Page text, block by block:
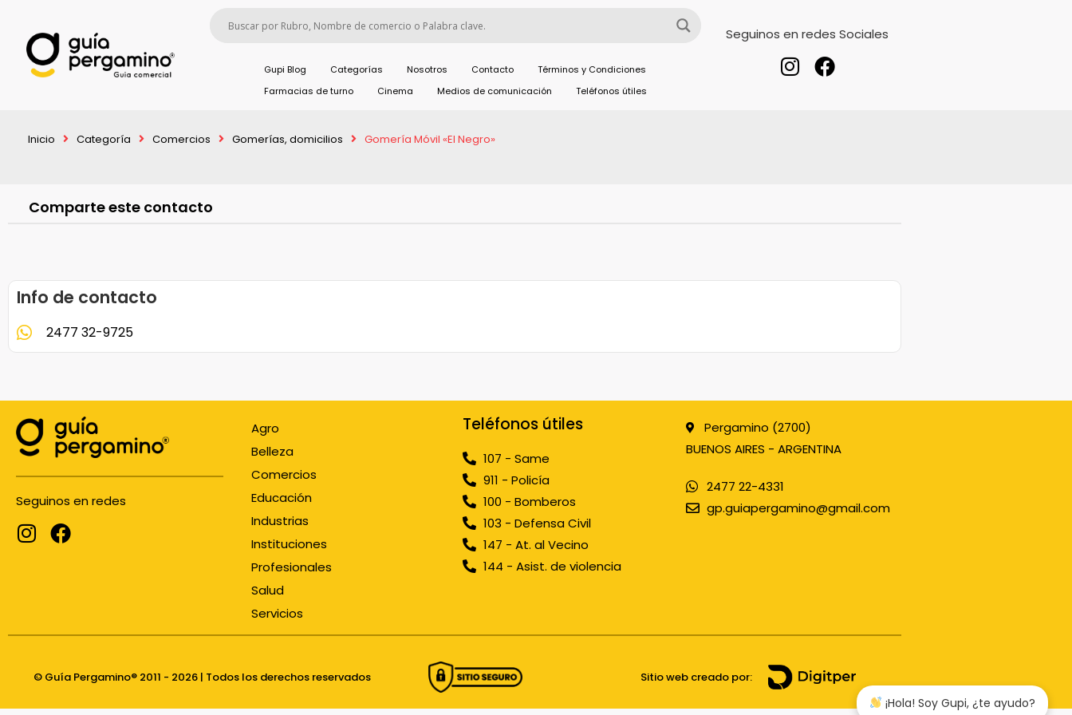
Gupi Blog Categorías Nosotros Contacto
Términos y Condiciones
Farmacias de turno
Cinema Medios de comunicación Teléfonos útiles
Seguinos en redes Sociales
Inicio Categoría Comercios Gomerías, domicilios Gomería Móvil «El Negro»
Comparte este contacto
Info de contacto
2477 32-9725
Seguinos en redes
Agro
Belleza
Comercios
Educación
Industrias
Instituciones
Profesionales
Salud
Servicios
Teléfonos útiles
107 - Same
911 - Policía
100 - Bomberos
103 - Defensa Civil
147 - At. al Vecino
144 - Asist. de violencia
Pergamino (2700)
BUENOS AIRES - ARGENTINA
2477 22-4331
gp.guiapergamino@gmail.com
© Guía Pergamino® 2011 - 2026 | Todos los derechos reservados Sitio web creado por:
¡Hola! Soy Gupi, ¿te ayudo?